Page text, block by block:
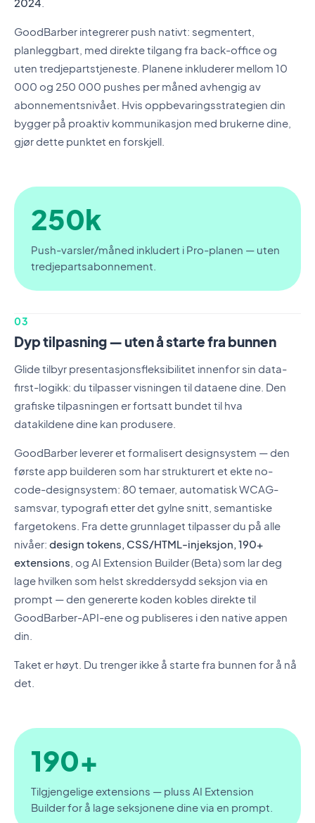
2024
GoodBarber integrerer push nativt: segmentert,
planleggbart, med direkte tilgang fra back-office og
uten tredjepartstjeneste. Planene inkluderer mellom 10
000 og 250 000 pushes per måned avhengig av
abonnementsnivået. Hvis oppbevaringsstrategien din
bygger på proaktiv kommunikasjon med brukerne dine,
gjør dette punktet en forskjell.
250k
Push-varsler/måned inkludert i Pro-planen — uten
tredjepartsabonnement.
03
Dyp tilpasning — uten å starte fra bunnen
Glide tilbyr presentasjonsfleksibilitet innenfor sin data-
first-logikk: du tilpasser visningen til dataene dine. Den
grafiske tilpasningen er fortsatt bundet til hva
datakildene dine kan produsere.
GoodBarber leverer et formalisert designsystem — den
første app builderen som har strukturert et ekte no-
code-designsystem: 80 temaer, automatisk WCAG-
samsvar, typografi etter det gylne snitt, semantiske
fargetokens. Fra dette grunnlaget tilpasser du på alle
nivåer: design tokens, CSS/HTML-injeksjon, 190+
extensions , og AI Extension Builder (Beta) som lar deg
lage hvilken som helst skreddersydd seksjon via en
prompt — den genererte koden kobles direkte til
GoodBarber-API-ene og publiseres i den native appen
din.
Taket er høyt. Du trenger ikke å starte fra bunnen for å nå
det.
190+
Tilgjengelige extensions — pluss AI Extension
Builder for å lage seksjonene dine via en prompt.